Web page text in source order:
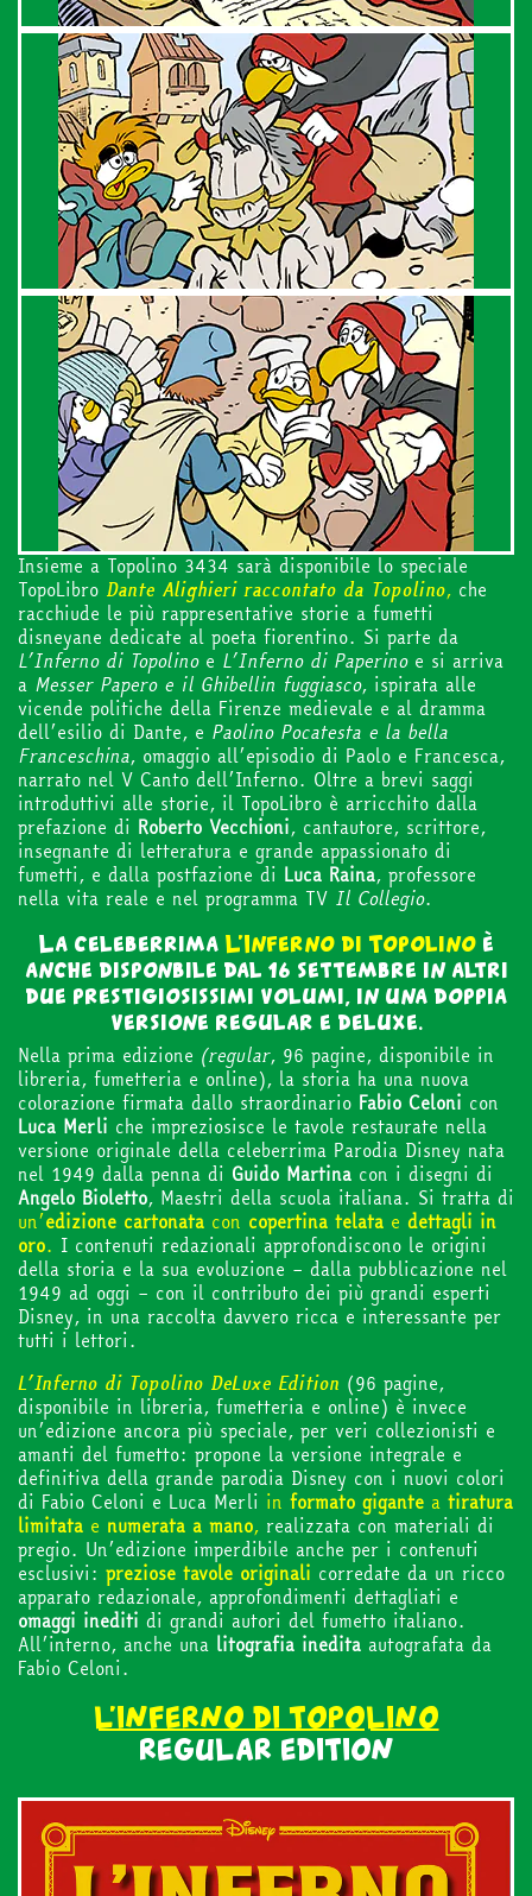
abbonati
acquista
Facebook
Instagram
Twitter
Insieme a Topolino 3434 sarà disponibile lo speciale
TopoLibro Dante Alighieri raccontato da Topolino, che
racchiude le più rappresentative storie a fumetti
disneyane dedicate al poeta fiorentino. Si parte da
L’Inferno di Topolinoe L’Inferno di Paperinoe si arriva
a Messer Papero e il Ghibellin fuggiasco, ispirata alle
vicende politiche della Firenze medievale e al dramma
dell’esilio di Dante, e Paolino Pocatesta e la bella
Franceschina, omaggio all’episodio di Paolo e Francesca,
narrato nel V Canto dell’Inferno. Oltre a brevi saggi
introduttivi alle storie, il TopoLibro è arricchito dalla
prefazione di Roberto Vecchioni, cantautore, scrittore,
insegnante di letteratura e grande appassionato di
fumetti, e dalla postfazione di Luca Raina, professore
nella vita reale e nel programma TV Il Collegio.
La celeberrima L’Inferno di Topolino è
anche disponbile dal 16 settembre in altri
due prestigiosissimi volumi, in una doppia
versione regular e deluxe.
Nella prima edizione (regular, 96 pagine, disponibile in
libreria, fumetteria e online), la storia ha una nuova
colorazione firmata dallo straordinario Fabio Celoni con
Luca Merli che impreziosisce le tavole restaurate nella
versione originale della celeberrima Parodia Disney nata
nel 1949 dalla penna di Guido Martina con i disegni di
Angelo Bioletto, Maestri della scuola italiana. Si tratta di
un’edizione cartonata con copertina telata e dettagli in
oro. I contenuti redazionali approfondiscono le origini
della storia e la sua evoluzione – dalla pubblicazione nel
1949 ad oggi – con il contributo dei più grandi esperti
Disney, in una raccolta davvero ricca e interessante per
tutti i lettori.
L’Inferno di Topolino DeLuxe Edition (96 pagine,
disponibile in libreria, fumetteria e online) è invece
un’edizione ancora più speciale, per veri collezionisti e
amanti del fumetto: propone la versione integrale e
definitiva della grande parodia Disney con i nuovi colori
di Fabio Celoni e Luca Merli in formato gigante a tiratura
limitata e numerata a mano, realizzata con materiali di
pregio. Un’edizione imperdibile anche per i contenuti
esclusivi: preziose tavole originali corredate da un ricco
apparato redazionale, approfondimenti dettagliati e
omaggi inediti di grandi autori del fumetto italiano.
All’interno, anche una litografia inedita autografata da
Fabio Celoni.
L’INFERNO DI TOPOLINO
REGULAR EDITION